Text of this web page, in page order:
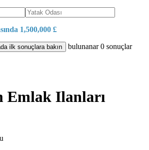
1,500,000 £
ilk sonuçlara bakın bulunanar0 sonuçlar
Emlak Ilanları